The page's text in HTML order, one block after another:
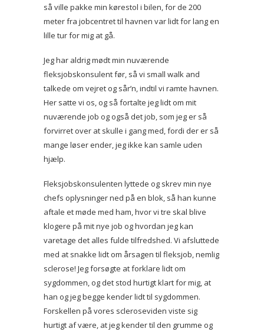
så ville pakke min kørestol i bilen, for de 200
meter fra jobcentret til havnen var lidt for lang en
lille tur for mig at gå.
Jeg har aldrig mødt min nuværende
fleksjobskonsulent før, så vi small walk and
talkede om vejret og sår’n, indtil vi ramte havnen.
Her satte vi os, og så fortalte jeg lidt om mit
nuværende job og også det job, som jeg er så
forvirret over at skulle i gang med, fordi der er så
mange løser ender, jeg ikke kan samle uden
hjælp.
Fleksjobskonsulenten lyttede og skrev min nye
chefs oplysninger ned på en blok, så han kunne
aftale et møde med ham, hvor vi tre skal blive
klogere på mit nye job og hvordan jeg kan
varetage det alles fulde tilfredshed. Vi afsluttede
med at snakke lidt om årsagen til fleksjob, nemlig
sclerose! Jeg forsøgte at forklare lidt om
sygdommen, og det stod hurtigt klart for mig, at
han og jeg begge kender lidt til sygdommen.
Forskellen på vores scleroseviden viste sig
hurtigt af være, at jeg kender til den grumme og